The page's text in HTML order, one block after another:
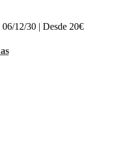
12/30 | Desde 20€